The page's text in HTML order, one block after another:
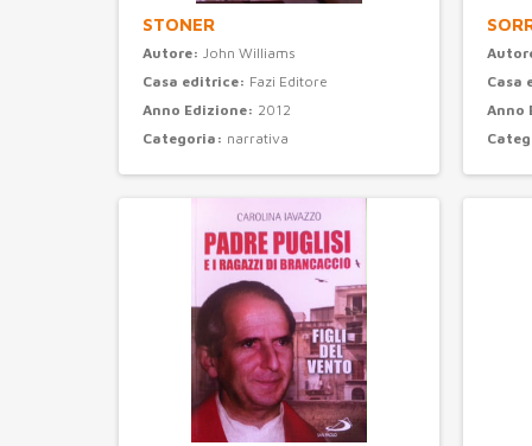
STONER
Autore: John Williams
Casa editrice: Fazi Editore
Anno Edizione: 2012
Categoria: narrativa
Casa
Anno